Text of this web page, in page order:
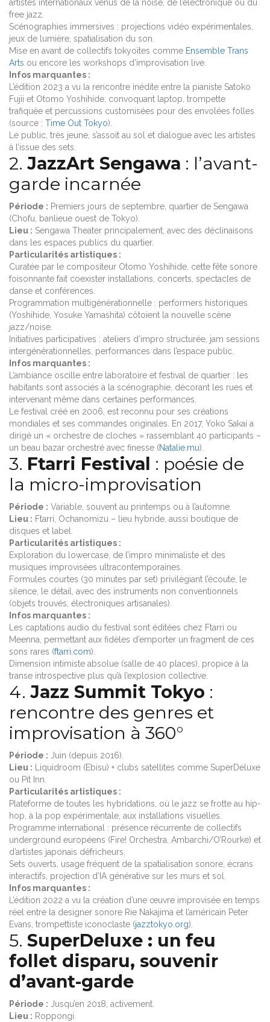
artistes internationaux venus de la noise, de l’électronique ou du
free jazz.
Scénographies immersives : projections vidéo expérimentales,
jeux de lumière, spatialisation du son.
Mise en avant de collectifs tokyoïtes comme Ensemble Trans
Arts ou encore les workshops d’improvisation live.
Infos marquantes :
L’édition 2023 a vu la rencontre inédite entre la pianiste Satoko
Fujii et Otomo Yoshihide, convoquant laptop, trompette
trafiquée et percussions customisées pour des envolées folles
(source : Time Out Tokyo).
Le public, très jeune, s’assoit au sol et dialogue avec les artistes
à l’issue des sets.
2. JazzArt Sengawa : l’avant-
garde incarnée
Période : Premiers jours de septembre, quartier de Sengawa
(Chofu, banlieue ouest de Tokyo).
Lieu : Sengawa Theater principalement, avec des déclinaisons
dans les espaces publics du quartier.
Particularités artistiques :
Curatée par le compositeur Otomo Yoshihide, cette fête sonore
foisonnante fait coexister installations, concerts, spectacles de
danse et conférences.
Programmation multigénérationnelle : performers historiques
(Yoshihide, Yosuke Yamashita) côtoient la nouvelle scène
jazz/noise.
Initiatives participatives : ateliers d’impro structurée, jam sessions
intergénérationnelles, performances dans l’espace public.
Infos marquantes :
L’ambiance oscille entre laboratoire et festival de quartier : les
habitants sont associés à la scénographie, décorant les rues et
intervenant même dans certaines performances.
Le festival créé en 2006, est reconnu pour ses créations
mondiales et ses commandes originales. En 2017, Yoko Sakai a
dirigé un « orchestre de cloches » rassemblant 40 participants –
un beau bazar orchestré avec finesse (Natalie.mu).
3. Ftarri Festival : poésie de
la micro-improvisation
Période : Variable, souvent au printemps ou à l’automne.
Lieu : Ftarri, Ochanomizu – lieu hybride, aussi boutique de
disques et label.
Particularités artistiques :
Exploration du lowercase, de l’impro minimaliste et des
musiques improvisées ultracontemporaines.
Formules courtes (30 minutes par set) privilégiant l’écoute, le
silence, le détail, avec des instruments non conventionnels
(objets trouvés, électroniques artisanales).
Infos marquantes :
Les captations audio du festival sont éditées chez Ftarri ou
Meenna, permettant aux fidèles d’emporter un fragment de ces
sons rares (ftarri.com).
Dimension intimiste absolue (salle de 40 places), propice à la
transe introspective plus qu’à l’explosion collective.
4. Jazz Summit Tokyo :
rencontre des genres et
improvisation à 360°
Période : Juin (depuis 2016).
Lieu : Liquidroom (Ebisu) + clubs satellites comme SuperDeluxe
ou Pit Inn.
Particularités artistiques :
Plateforme de toutes les hybridations, où le jazz se frotte au hip-
hop, à la pop expérimentale, aux installations visuelles.
Programme international : présence récurrente de collectifs
underground européens (Fire! Orchestra, Ambarchi/O’Rourke) et
d’artistes japonais défricheurs.
Sets ouverts, usage fréquent de la spatialisation sonore, écrans
interactifs, projection d’IA générative sur les murs et sol.
Infos marquantes :
L’édition 2022 a vu la création d’une œuvre improvisée en temps
réel entre la designer sonore Rie Nakajima et l’américain Peter
Evans, trompettiste iconoclaste (jazztokyo.org).
5. SuperDeluxe : un feu
follet disparu, souvenir
d’avant-garde
Période : Jusqu’en 2018, activement.
Lieu : Roppongi.